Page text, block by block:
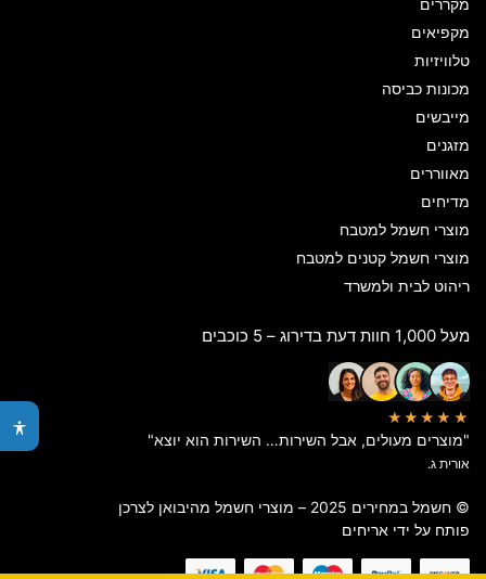
מקררים
מקפיאים
טלוויזיות
מכונות כביסה
מייבשים
מזגנים
מאווררים
מדיחים
מוצרי חשמל למטבח
מוצרי חשמל קטנים למטבח
ריהוט לבית ולמשרד
מעל 1,000 חוות דעת בדירוג – 5 כוכבים
★★★★★
"מוצרים מעולים, אבל השירות… השירות הוא יוצא"
אורית ג.
© חשמל במחירים 2025 – מוצרי חשמל מהיבואן לצרכן
פותח על ידי אריחים